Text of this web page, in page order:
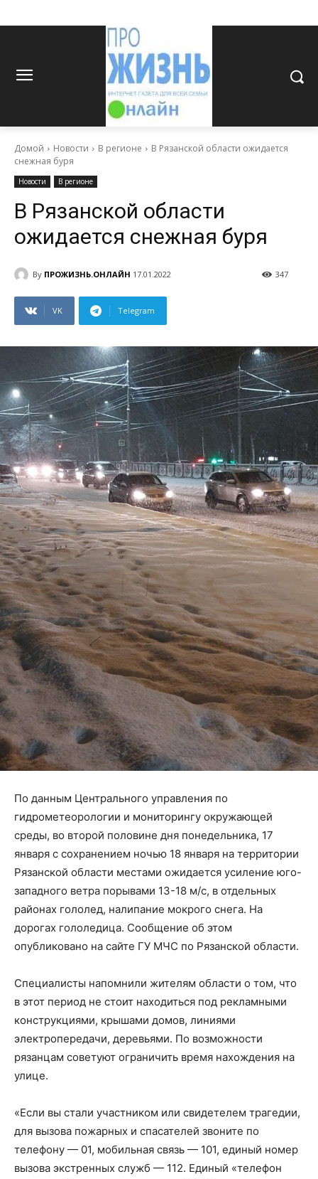
Домой Новости В регионе
В Рязанской области ожидается
снежная буря
Новости В регионе
В Рязанской области
ожидается снежная буря
By ПРОЖИЗНЬ.ОНЛАЙН 17.01.2022 347
VK Telegram
По данным Центрального управления по
гидрометеорологии и мониторингу окружающей
среды, во второй половине дня понедельника, 17
января с сохранением ночью 18 января на территории
Рязанской области местами ожидается усиление юго-
западного ветра порывами 13-18 м/с, в отдельных
районах гололед, налипание мокрого снега. На
дорогах гололедица. Сообщение об этом
опубликовано на сайте ГУ МЧС по Рязанской области.
Специалисты напомнили жителям области о том, что
в этот период не стоит находиться под рекламными
конструкциями, крышами домов, линиями
электропередачи, деревьями. По возможности
рязанцам советуют ограничить время нахождения на
улице.
«Если вы стали участником или свидетелем трагедии,
для вызова пожарных и спасателей звоните по
телефону — 01, мобильная связь — 101, единый номер
вызова экстренных служб — 112. Единый «телефон